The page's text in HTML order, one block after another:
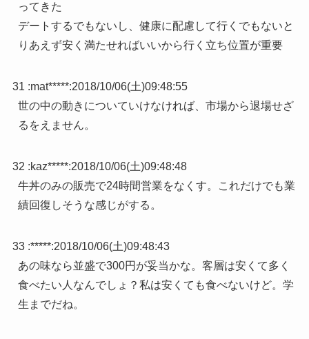
ってきた
デートするでもないし、健康に配慮して行くでもないと
りあえず安く満たせればいいから行く立ち位置が重要
31 :mat*****:2018/10/06(土)09:48:55
世の中の動きについていけなければ、市場から退場せざ
るをえません。
32 :kaz*****:2018/10/06(土)09:48:48
牛丼のみの販売で24時間営業をなくす。これだけでも業
績回復しそうな感じがする。
33 :*****:2018/10/06(土)09:48:43
あの味なら並盛で300円が妥当かな。客層は安くて多く
食べたい人なんでしょ？私は安くても食べないけど。学
生までだね。